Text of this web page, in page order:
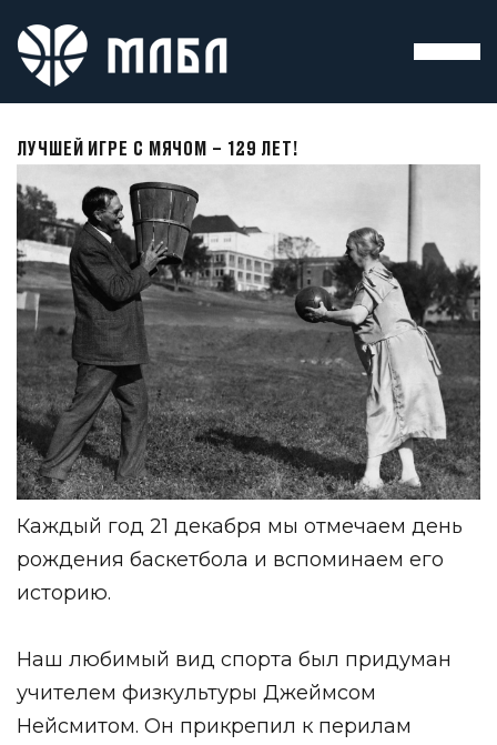
ЛУЧШЕЙ ИГРЕ С МЯЧОМ – 129 ЛЕТ!
Каждый год 21 декабря мы отмечаем день
рождения баскетбола и вспоминаем его
историю.
Наш любимый вид спорта был придуман
учителем физкультуры Джеймсом
Нейсмитом. Он прикрепил к перилам